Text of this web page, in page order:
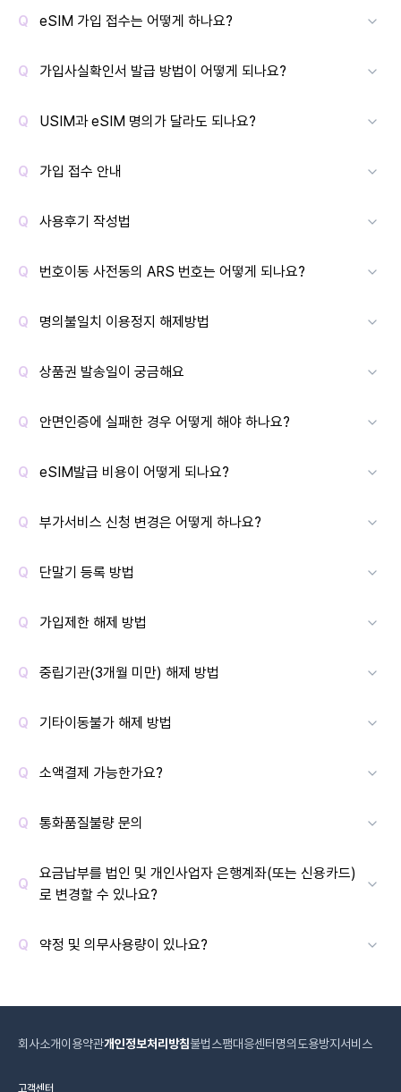
eSIM 가입 접수는 어떻게 하나요?
가입사실확인서 발급 방법이 어떻게 되나요?
USIM과 eSIM 명의가 달라도 되나요?
가입 접수 안내
사용후기 작성법
번호이동 사전동의 ARS 번호는 어떻게 되나요?
명의불일치 이용정지 해제방법
상품권 발송일이 궁금해요
안면인증에 실패한 경우 어떻게 해야 하나요?
eSIM발급 비용이 어떻게 되나요?
부가서비스 신청 변경은 어떻게 하나요?
단말기 등록 방법
가입제한 해제 방법
중립기관(3개월 미만) 해제 방법
기타이동불가 해제 방법
소액결제 가능한가요?
통화품질불량 문의
요금납부를 법인 및 개인사업자 은행계좌(또는 신용카드)
로 변경할 수 있나요?
약정 및 의무사용량이 있나요?
회사소개이용약관개인정보처리방침불법스팸대응센터 명의도용방지서비스
고객센터